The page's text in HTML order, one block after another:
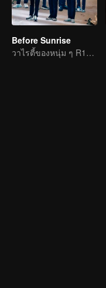
Before Sunrise
วาไรตี้ของหนุ่ม ๆ R1SE ก่อนที่จะแยกจากกัน